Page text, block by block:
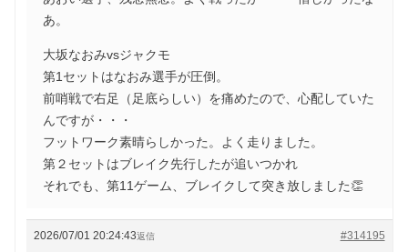
あ。
大坂なおみvsジャクモ
第1セットはなおみ選手が圧倒。
前哨戦で右足（足底らしい）を痛めたので、心配していた
んですが・・・
フットワーク素晴らしかった。よく走りました。
第２セットはブレイク先行したが追いつかれ
それでも、第11ゲーム、ブレイクして突き放しました👏
2026/07/01 20:24:43 #314195
返信